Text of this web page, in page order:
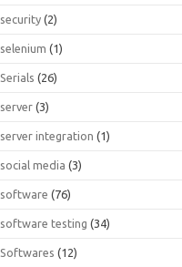
security (2)
selenium (1)
Serials (26)
server (3)
server integration (1)
social media (3)
software (76)
software testing (34)
Softwares (12)